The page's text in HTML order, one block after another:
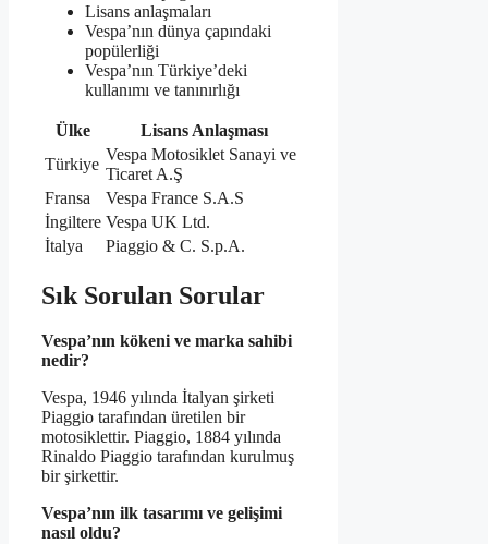
Lisans anlaşmaları
Vespa’nın dünya çapındaki
popülerliği
Vespa’nın Türkiye’deki
kullanımı ve tanınırlığı
Ülke
Lisans Anlaşması
Türkiye
Vespa Motosiklet Sanayi ve
Ticaret A.Ş
Fransa
Vespa France S.A.S
İngiltere Vespa UK Ltd.
İtalya
Piaggio & C. S.p.A.
Sık Sorulan Sorular
Vespa’nın kökeni ve marka sahibi
nedir?
Vespa, 1946 yılında İtalyan şirketi
Piaggio tarafından üretilen bir
motosiklettir. Piaggio, 1884 yılında
Rinaldo Piaggio tarafından kurulmuş
bir şirkettir.
Vespa’nın ilk tasarımı ve gelişimi
nasıl oldu?